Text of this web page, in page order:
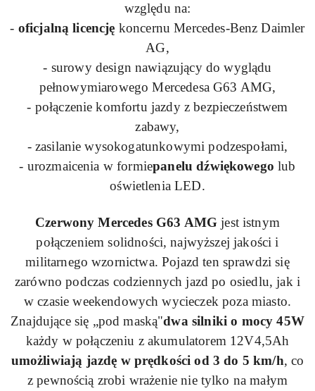
względu na:
- oficjalną licencję koncernu Mercedes-Benz Daimler
AG,
- surowy design nawiązujący do wyglądu
pełnowymiarowego MercedesaG63 AMG,
- połączenie komfortu jazdy z bezpieczeństwem
zabawy,
- zasilanie wysokogatunkowymi podzespołami,
- urozmaicenia w formiepanelu dźwiękowego lub
oświetlenia LED.
Czerwony Mercedes G63 AMG jest istnym
połączeniem solidności, najwyższej jakości i
militarnego wzornictwa. Pojazd ten sprawdzi się
zarówno podczas codziennych jazd po osiedlu, jak i
w czasie weekendowych wycieczek poza miasto.
Znajdujące się „pod maską"dwa silniki o mocy45W
każdy w połączeniu z akumulatorem 12V4,5Ah
umożliwiają jazdę w prędkości od 3 do 5 km/h, co
z pewnością zrobi wrażenie nie tylko na małym